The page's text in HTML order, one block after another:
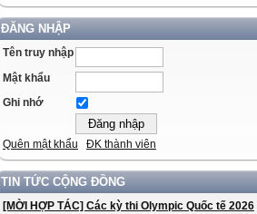
ĐĂNG NHẬP
Tên truy nhập
Mật khẩu
Ghi nhớ
Quên mật khẩu ĐK thành viên
TIN TỨC CỘNG ĐỒNG
[MỜI HỢP TÁC] Các kỳ thi Olympic Quốc tế 2026